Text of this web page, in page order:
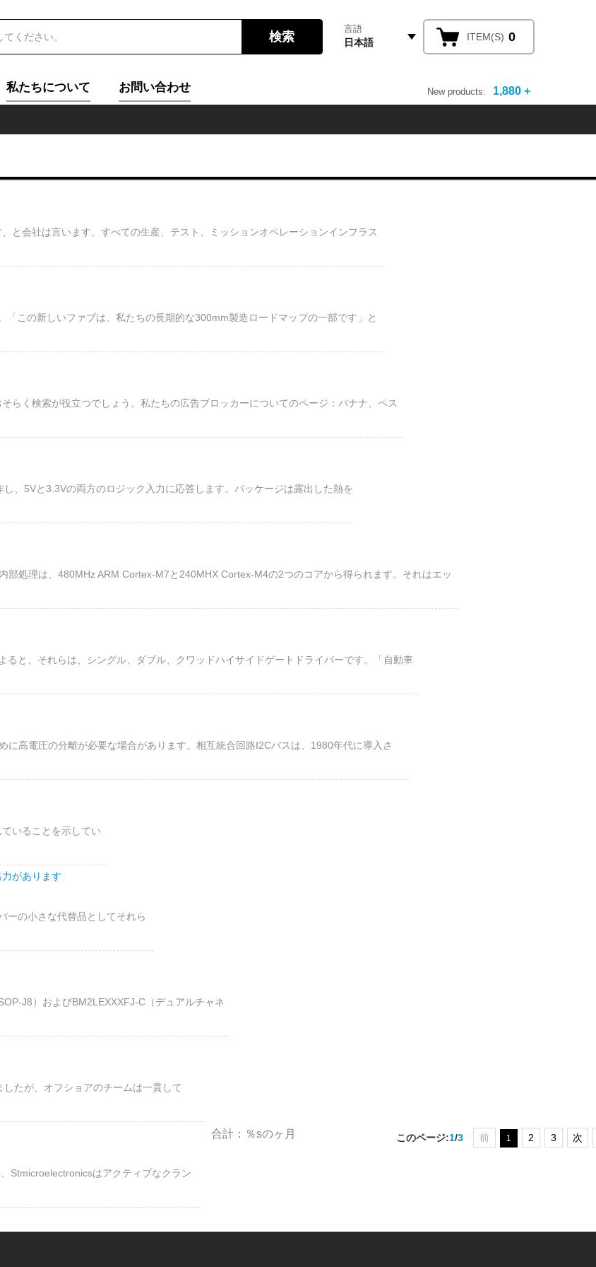
言語
日本語 ITEM(S) 0
私たちについて お問い合わせ New products: 1,880 +
と会社は言います。すべての生産、テスト、ミッションオペレーションインフラス
この新しいファブは、私たちの長期的な300mm製造ロードマップの一部です」と
らく検索が役立つでしょう。私たちの広告ブロッカーについてのページ：バナナ、ペス
、5Vと3.3Vの両方のロジック入力に応答します。パッケージは露出した熱を
部処理は、480MHz ARM Cortex-M7と240MHX Cortex-M4の2つのコアから得られます。それはエッ
と、それらは、シングル、ダブル、クワッドハイサイドゲートドライバーです。「自動車
高電圧の分離が必要な場合があります。相互統合回路I2Cバスは、1980年代に導入さ
いることを示してい
があります
ーの小さな代替品としてそれら
J8）およびBM2LEXXXFJ-C（デュアルチャネ
たが、オフショアのチームは一貫して
Stmicroelectronicsはアクティブなクラン
合計：％sのヶ月 このページ:1/3 前 1 2 3 次